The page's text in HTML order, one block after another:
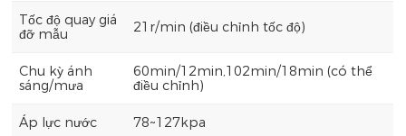
Tốc độ quay giá
đỡ mẫu
21r/min (điều chỉnh tốc độ)
Chu kỳ ánh
sáng/mưa
60min/12min,102min/18min (có thể
điều chỉnh)
Áp lực nước 78~127kpa